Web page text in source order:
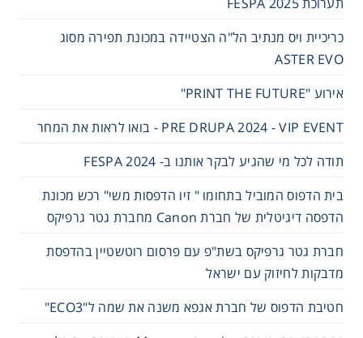
כריכיית ויס מנתיב הל"ה הצטיידה במכונת תפירה מסוג
ASTER EVO
אירוע "PRINT THE FUTURE"
PRE DRUPA 2024 - VIP EVENT - בואו לראות את המחר
תודה לכל מי שהגיע לבקר אותנו ב- 2024 FESPA
בית הדפוס המוביל בתחומו " זיו הדפסות משי" רכש מכונת
הדפסה דיגיטלית של חברת Canon מחברת גטר גרפיקס
חברת גטר גרפיקס בשת"פ עם פרסום רוטשטיין בהדפסת
מדבקות לחיזוק עם ישראל
חטיבת הדפוס של חברת אגפא משנה את שמה ל"ECO3"